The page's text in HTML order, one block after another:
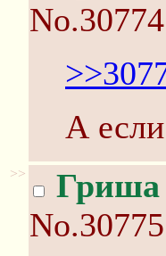
No.30774
А
>> Гриша
No.30775